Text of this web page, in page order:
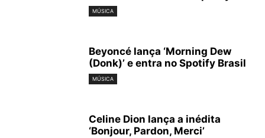
MÚSICA
Beyoncé lança ‘Morning Dew
(Donk)’ e entra no Spotify Brasil
MÚSICA
Celine Dion lança a inédita
‘Bonjour, Pardon, Merci’